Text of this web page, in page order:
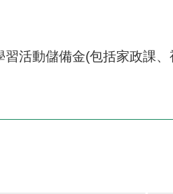
活動儲備金(包括家政課